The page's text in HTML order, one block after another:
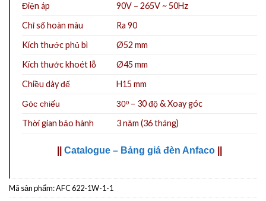
Điện áp
90V – 265V ~ 50Hz
Chỉ số hoàn màu
Ra 90
Kích thước phủ bì
Ø52 mm
Kích thước khoét lỗ
Ø45 mm
Chiều dày đế
H15 mm
Góc chiếu 30º – 30 độ & Xoay góc
Thời gian bảo hành
3 năm (36 tháng)
Catalogue – Bảng giá đèn Anfaco
Mã sản phẩm:AFC 622-1W-1-1